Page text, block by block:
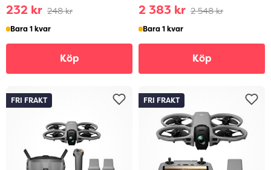
232 kr 248 kr
Bara 1 kvar
Köp
2 383 kr 2 548 kr
Bara 1 kvar
Köp
FRI FRAKT FRI FRAKT